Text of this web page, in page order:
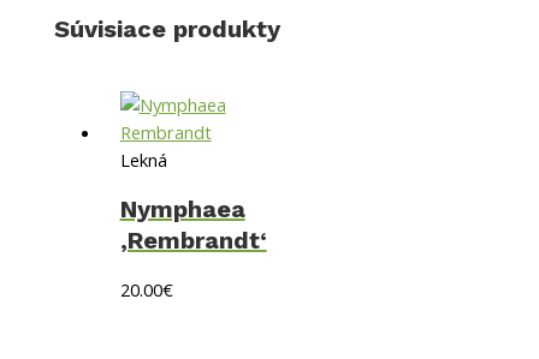
Súvisiace produkty
Lekná
Nymphaea
‚Rembrandt‘
20.00€